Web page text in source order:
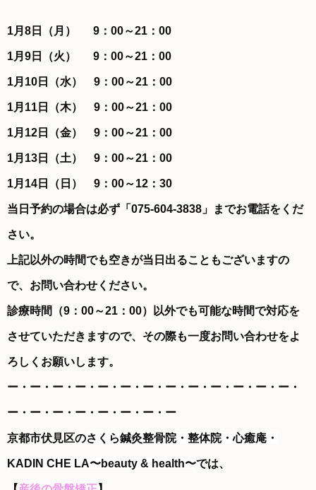
1月8日（月） 9 ：00～21：00
1月9日（火） 9 ：00～21：00
1月10日（水） 9 ：00～21：00
1月11日（木） 9 ：00～21：00
1月12日（金） 9 ：00～21：00
1月13日（土） 9 ：00～21：00
1月14日（日） 9 ：00～12：30
当日予約の場合は必ず「 075-604-3838 」までお電話をくだ
さい。
上記以外の時間でも空きが当日出ることもございますの
で、お問い合わせください。
診療時間（9：00～21：00）以外でも可能な時間で対応を
させていただきますので、その際も一度お問い合わせをよ
ろしくお願いします。
ー・ー・ー・ー・ー・ー・ー・ー・ー・ー・ー・ー・ー・
ー・ー・ー・ー・ー・ー・ー・ー
京都市伏見区のさくら鍼灸整骨院・整体院・心癒庵・
KADIN CHE LA〜beauty & health〜では、